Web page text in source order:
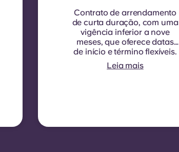
Contrato de arrendamento
de curta duração, com uma
vigência inferior a nove
meses, que oferece datas
de início e término flexíveis.
O contrato não é, em geral,
renovável, embora possam
Leia mais